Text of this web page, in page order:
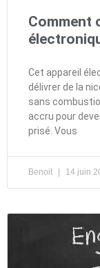
Comment
Cet appareil
délivrer de la
sans
accru pour
prisé. Vous
Benoit 14 juin